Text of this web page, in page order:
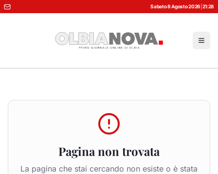
Sabato 8 Agosto 2026 21:28
Pagina non trovata
La pagina che stai cercando non esiste o è stata